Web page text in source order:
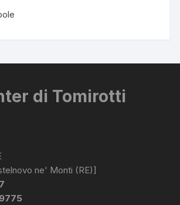
di Tomirotti
ne' Monti (RE)]